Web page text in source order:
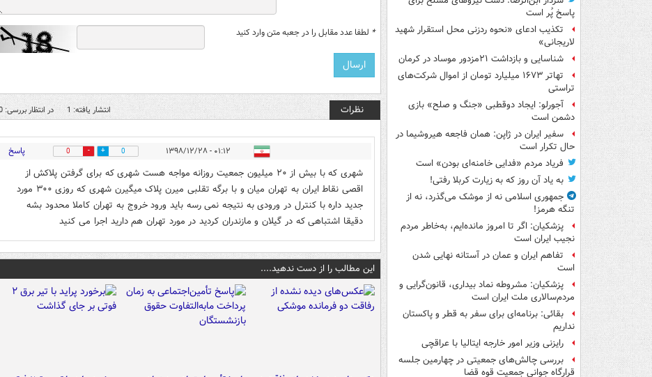
پاسخ پُر است
تکذیب ادعای «نحوه ردزنی محل استقرار شهید
لاریجانی»
شناسایی و بازداشت ۲۱مزدور موساد در کرمان
تهاتر ۱۶۷۳ میلیارد تومان از اموال شرکت‌های
تراستی
آجورلو: ایجاد دوقطبی «جنگ و صلح‌» بازی
دشمن است
سفیر ایران در ژاپن: همان فاجعه هیروشیما در
حال تکرار است
فریاد مردم «فدایی خامنه‌ای بودن» است
به یاد آن روز که به زیارت کربلا رفتی!
جمهوری اسلامی نه از موشک می‌گذرد، نه از
تنگه هرمز!
پزشکیان: اگر تا امروز مانده‌ایم، به‌خاطر مردم
نجیب ایران است
تفاهم ایران و عمان در آستانه نهایی شدن
است
پزشکیان: مشروطه نماد بیداری، قانون‌گرایی و
مردم‌سالاری ملت ایران است
بقائی: برنامه‌ای برای سفر به قطر و پاکستان
نداریم
رایزنی وزیر امور خارجه ایتالیا با عراقچی
بررسی چالش‌های جمعیتی در چهارمین جلسه
قرارگاه جوانی جمعیت قوه قضا
* لطفا عدد مقابل را در جعبه متن وارد کنید
نظرات انتشار یافته: 1 در انتظار بررسی: 0
۰۱:۱۲ - ۱۳۹۸/۱۲/۲۸ 0
0 پاسخ
شهری که با بیش از ۲۰ میلیون جمعیت روزانه مواجه هست شهری که برای گرفتن پلاکش از
اقصی نقاط ایران به تهران میان و با برگه تقلبی میرن پلاک میگیرن شهری که روزی ۳۰۰ مورد
جدید داره با کنترل در ورودی به نتیجه نمی رسه باید ورود خروج به تهران کاملا محدود بشه
دقیقا اشتباهی که در گیلان و مازندران کردید در مورد تهران هم دارید اجرا می کنید
این مطالب را از دست ندهید....